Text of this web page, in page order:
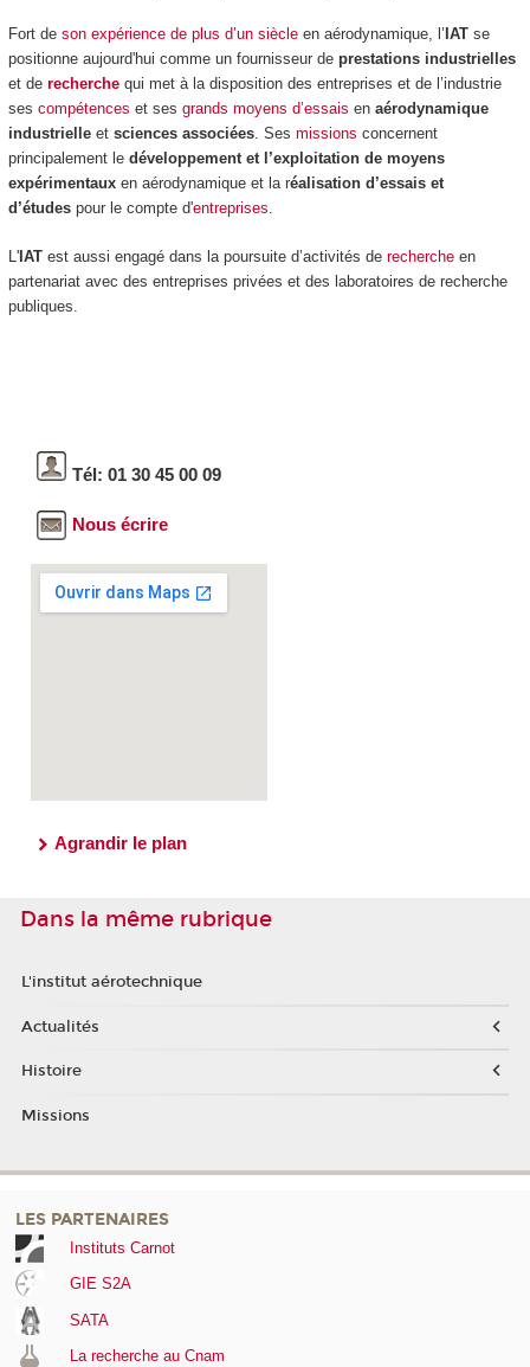
Fort de son expérience de plus d’un siècleen aérodynamique, l’ IATse
positionne aujourd'hui comme un fournisseur de prestations industrielles
et de recherchequi met à la disposition des entreprises et de l’industrie
ses compétences et ses grands moyens d’essais en aérodynamique
industrielleet sciences associées. Ses missions concernent
principalement le développement et l’exploitation de moyens
expérimentauxen aérodynamique et la réalisation d’essais et
d’étudespour le compte d'entreprises.
L'IATest aussi engagé dans la poursuite d’activités de recherche en
partenariat avec des entreprises privées et des laboratoires de recherche
publiques.
Tél: 01 30 45 00 09
Nous écrire
Agrandir le plan
Dans la même rubrique
L'institut aérotechnique
Actualités
Histoire
Missions
LES PARTENAIRES
Instituts Carnot
GIE S2A
SATA
La recherche au Cnam